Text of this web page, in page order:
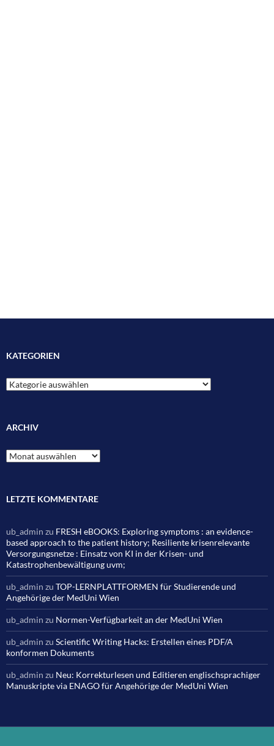
KATEGORIEN
Kategorien
ARCHIV
Archiv
LETZTE KOMMENTARE
ub_admin zu FRESH eBOOKS: Exploring symptoms : an evidence-
based approach to the patient history; Resiliente krisenrelevante
Versorgungsnetze : Einsatz von KI in der Krisen- und
Katastrophenbewältigung uvm;
ub_admin zu TOP-LERNPLATTFORMEN für Studierende und
Angehörige der MedUni Wien
ub_admin zu Normen-Verfügbarkeit an der MedUni Wien
ub_admin zu Scientific Writing Hacks: Erstellen eines PDF/A
konformen Dokuments
ub_admin zu Neu: Korrekturlesen und Editieren englischsprachiger
Manuskripte via ENAGO für Angehörige der MedUni Wien